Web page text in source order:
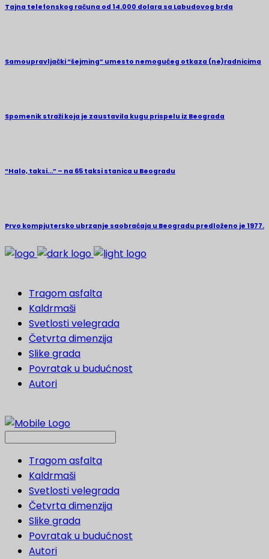
Tajna telefonskog računa od 14.000 dolara sa Labudovog brda
Samoupravljački “šejming” umesto nemogućeg otkaza (ne)radnicima
Spomenik straži koja je zaustavila kugu prispelu iz Beograda
“Halo, taksi…” – na 65 taksi stanica u Beogradu
Prvo kompjutersko ubrzanje saobraćaja u Beogradu predloženo je 1977.
Tragom asfalta
Kaldrmaši
Svetlosti velegrada
Četvrta dimenzija
Slike grada
Povratak u budućnost
Autori
Tragom asfalta
Kaldrmaši
Svetlosti velegrada
Četvrta dimenzija
Slike grada
Povratak u budućnost
Autori